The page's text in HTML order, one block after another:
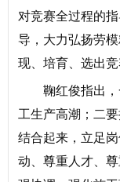
对竞赛全过程的
导，大力弘扬劳
现、培育、选出
鞠红俊指出
工生产高潮；二
结合起来，立足
动、尊重人才、